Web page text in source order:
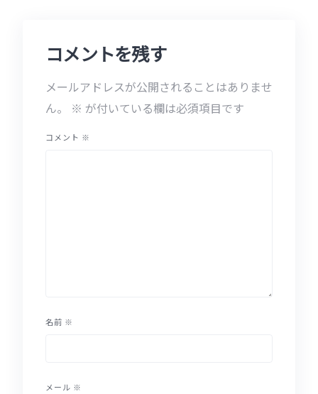
コメントを残す
メールアドレスが公開されることはありませ
ん。
※ が付いている欄は必須項目です
コメント ※
名前 ※
メール ※